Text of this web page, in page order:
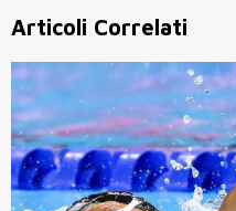
Articoli Correlati